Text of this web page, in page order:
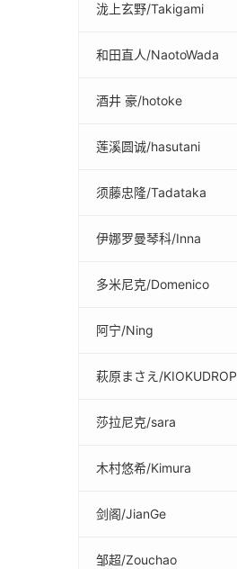
泷上玄野/Takigami
和田直人/NaotoWada
酒井 豪/hotoke
莲溪圆诚/hasutani
须藤忠隆/Tadataka
伊娜罗曼琴科/Inna
多米尼克/Domenico
阿宁/Ning
萩原まさえ/KIOKUDROP
莎拉尼克/sara
木村悠希/Kimura
剑阁/JianGe
邹超/Zouchao